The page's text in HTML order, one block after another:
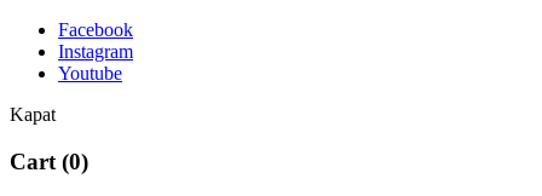
Facebook
Instagram
Youtube
Kapat
Cart (0)